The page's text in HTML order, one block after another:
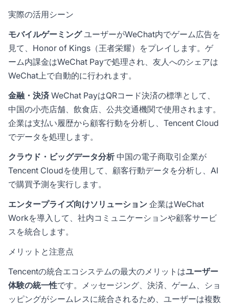
実際の活用シーン
モバイルゲーミングユーザーがWeChat内でゲーム広告を
見て、Honor of Kings（王者栄耀）をプレイします。ゲ
ーム内課金はWeChat Payで処理され、友人へのシェアは
WeChat上で自動的に行われます。
金融・決済 WeChat PayはQRコード決済の標準として、
中国の小売店舗、飲食店、公共交通機関で使用されます。
企業は支払い履歴から顧客行動を分析し、Tencent Cloud
でデータを処理します。
クラウド・ビッグデータ分析中国の電子商取引企業が
Tencent Cloudを使用して、顧客行動データを分析し、AI
で購買予測を実行します。
エンタープライズ向けソリューション 企業はWeChat
Workを導入して、社内コミュニケーションや顧客サービ
スを統合します。
メリットと注意点
Tencentの統合エコシステムの最大のメリットはユーザー
体験の統一性です。メッセージング、決済、ゲーム、ショ
ッピングがシームレスに統合されるため、ユーザーは複数